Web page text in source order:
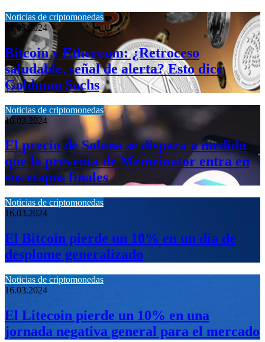
Noticias de criptomonedas
24.03.2024
Bitcoin y Ethereum: ¿Retroceso
saludable, señal de alerta? Esto dice
Goldman Sachs
Noticias de criptomonedas
16.03.2024
El precio de Solana se dispara a medida
que la preventa de Memeinator entra en
sus etapas finales
Noticias de criptomonedas
16.03.2024
El Bitcoin pierde un 10% en un día de
desplome generalizado
Noticias de criptomonedas
16.03.2024
El Litecoin pierde un 10% en una
jornada negativa general para el mercado